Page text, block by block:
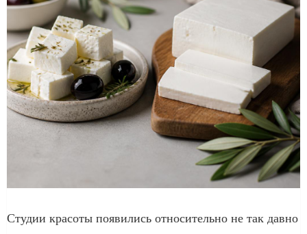
Студии красоты появились относительно не так давно